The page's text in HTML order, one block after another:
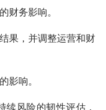
务影响。
果，并调整运营和财
影响。
风险的韧性评估，